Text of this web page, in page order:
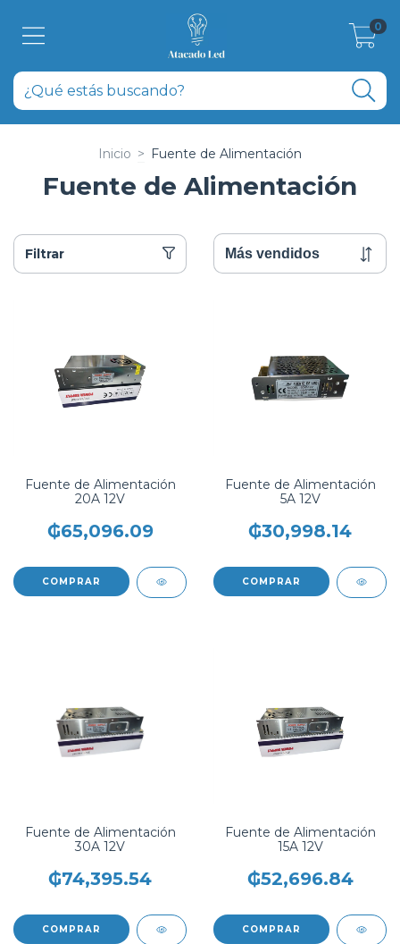
0
Inicio > Fuente de Alimentación
Fuente de Alimentación
Filtrar
Fuente de Alimentación
20A 12V
₲65,096.09
Fuente de Alimentación
5A 12V
₲30,998.14
Fuente de Alimentación
30A 12V
₲74,395.54
Fuente de Alimentación
15A 12V
₲52,696.84